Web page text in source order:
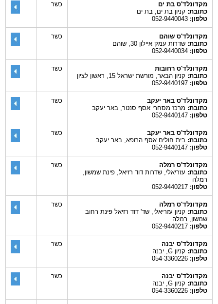
מקדונלד'ס בת ים
כתובת:קניון בת ים, בת ים
טלפון:052-9440043
כשר
מקדונלד'ס שוהם
כתובת:שדרות עמק איילון 30, שוהם
טלפון:052-9440034
כשר
מקדונלד'ס רחובות
כתובת:קניון הבאר, מורשת ישראל 15, ראשון לציון
טלפון:052-9440197
כשר
מקדונלד'ס באר יעקב
כתובת:מרכז מסחרי אסף סנטר, באר יעקב
טלפון:052-9440147
כשר
מקדונלד'ס באר יעקב
כתובת:בית חולים אסף הרופא, באר יעקב
טלפון:052-9440147
כשר
מקדונלד'ס רמלה
כתובת:עזריאלי, שדרות דוד רזיאל, פינת שמשון,
רמלה
טלפון:052-9440217
כשר
מקדונלד'ס רמלה
כתובת:קניון עזריאלי, שד' דוד רזיאל פינת רחוב
שמשון, רמלה
טלפון:052-9440217
כשר
מקדונלד'ס יבנה
כתובת:קניון G, יבנה
טלפון:054-3360226
כשר
מקדונלד'ס יבנה
כתובת:קניון G, יבנה
טלפון:054-3360226
כשר